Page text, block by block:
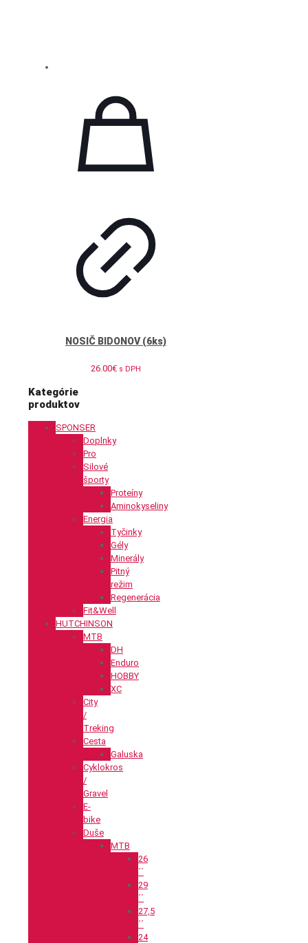
NOSIČ BIDONOV (6ks)
26.00€ s DPH
Kategórie
produktov
SPONSER
Doplnky
Pro
Silové
športy
Proteíny
Aminokyseliny
Energia
Tyčinky
Gély
Minerály
Pitný
režim
Regenerácia
Fit&Well
HUTCHINSON
MTB
DH
Enduro
HOBBY
XC
City
/
Treking
Cesta
Galuska
Cyklokros
/
Gravel
E-
bike
Duše
MTB
26
´´
29
´´
27,5
´´
24